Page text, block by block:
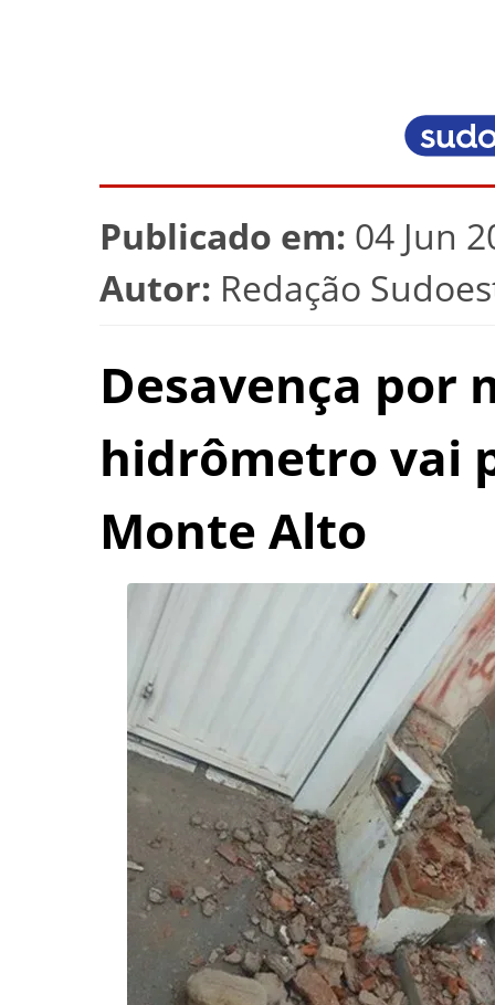
Publicado em: 04 Jun
Autor: Redação
Desavença por
hidrômetro vai
Monte Alto